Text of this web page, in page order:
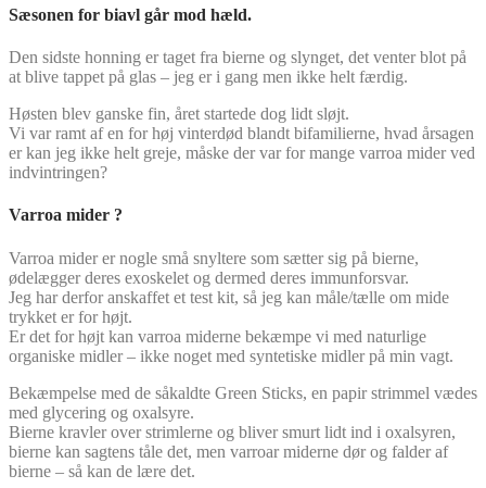
Sæsonen for biavl går mod hæld.
Den sidste honning er taget fra bierne og slynget, det venter blot på
at blive tappet på glas – jeg er i gang men ikke helt færdig.
Høsten blev ganske fin, året startede dog lidt sløjt.
Vi var ramt af en for høj vinterdød blandt bifamilierne, hvad årsagen
er kan jeg ikke helt greje, måske der var for mange varroa mider ved
indvintringen?
Varroa mider ?
Varroa mider er nogle små snyltere som sætter sig på bierne,
ødelægger deres exoskelet og dermed deres immunforsvar.
Jeg har derfor anskaffet et test kit, så jeg kan måle/tælle om mide
trykket er for højt.
Er det for højt kan varroa miderne bekæmpe vi med naturlige
organiske midler – ikke noget med syntetiske midler på min vagt.
Bekæmpelse med de såkaldte Green Sticks, en papir strimmel vædes
med glycering og oxalsyre.
Bierne kravler over strimlerne og bliver smurt lidt ind i oxalsyren,
bierne kan sagtens tåle det, men varroar miderne dør og falder af
bierne – så kan de lære det.